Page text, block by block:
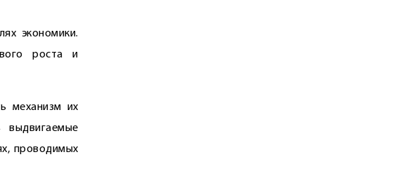
экономики.
роста и
механизм их
выдвигаемые
проводимых